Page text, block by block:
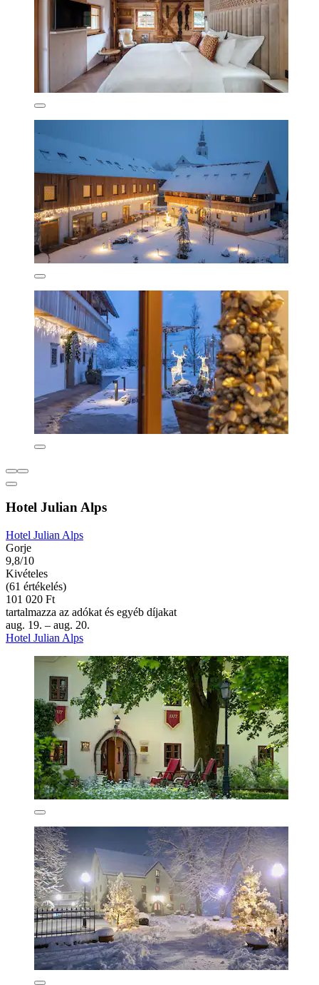
Hotel Julian Alps
Hotel Julian Alps
Gorje
9,8/10
Kivételes
(61 értékelés)
101 020 Ft
tartalmazza az adókat és egyéb díjakat
aug. 19. – aug. 20.
Hotel Julian Alps